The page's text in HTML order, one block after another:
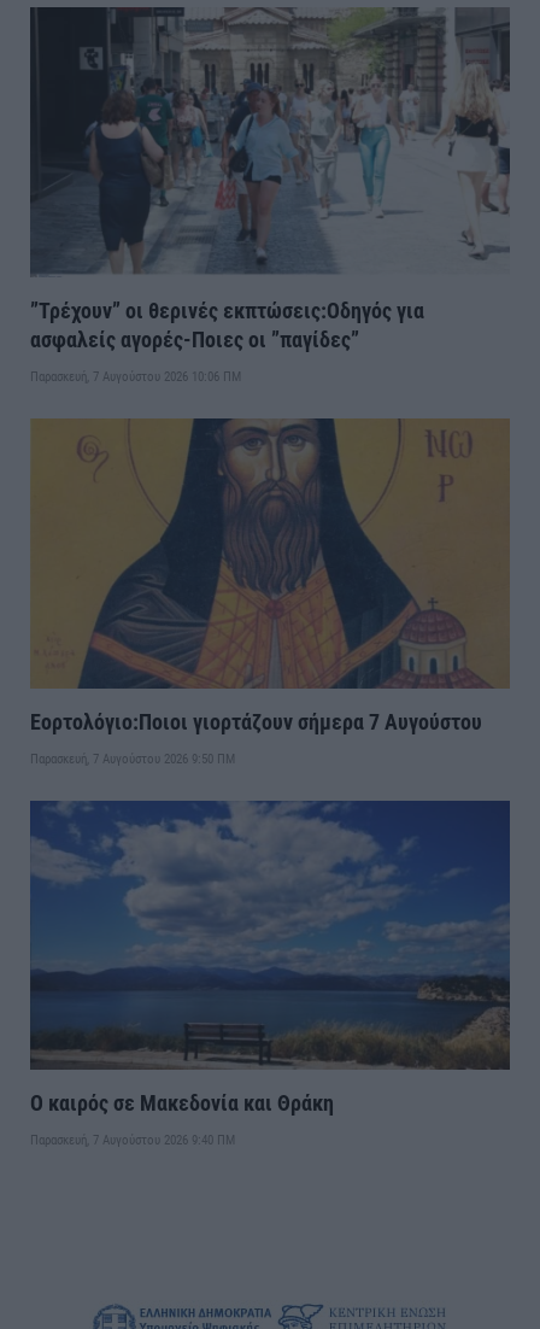
”Τρέχουν” οι θερινές εκπτώσεις:Οδηγός για
ασφαλείς αγορές-Ποιες οι ”παγίδες”
Παρασκευή, 7 Αυγούστου 2026 10:06 ΠΜ
Εορτολόγιο:Ποιοι γιορτάζουν σήμερα 7 Αυγούστου
Παρασκευή, 7 Αυγούστου 2026 9:50 ΠΜ
Ο καιρός σε Μακεδονία και Θράκη
Παρασκευή, 7 Αυγούστου 2026 9:40 ΠΜ